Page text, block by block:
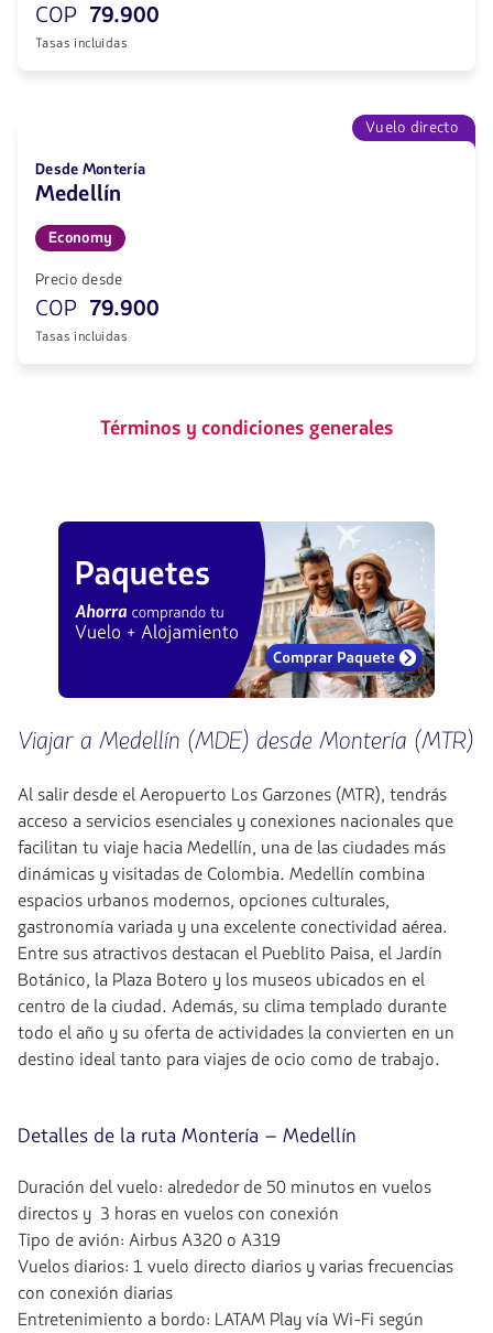
COP 79.900
Tasas incluidas
Vuelo directo
Desde Montería
Medellín
Economy
Precio desde
COP 79.900
Tasas incluidas
Términos y condiciones generales
Viajar a Medellín (MDE) desde Montería (MTR)
Al salir desde el Aeropuerto Los Garzones (MTR), tendrás
acceso a servicios esenciales y conexiones nacionales que
facilitan tu viaje hacia Medellín, una de las ciudades más
dinámicas y visitadas de Colombia. Medellín combina
espacios urbanos modernos, opciones culturales,
gastronomía variada y una excelente conectividad aérea.
Entre sus atractivos destacan el Pueblito Paisa, el Jardín
Botánico, la Plaza Botero y los museos ubicados en el
centro de la ciudad. Además, su clima templado durante
todo el año y su oferta de actividades la convierten en un
destino ideal tanto para viajes de ocio como de trabajo.
Detalles de la ruta Montería – Medellín
Duración del vuelo: alrededor de 50 minutos en vuelos
directos y 3 horas en vuelos con conexión
Tipo de avión: Airbus A320 o A319
Vuelos diarios: 1 vuelo directo diarios y varias frecuencias
con conexión diarias
Entretenimiento a bordo: LATAM Play vía Wi-Fi según